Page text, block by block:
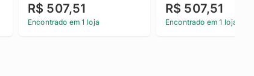
R$ 507,51
Encontrado em 1 loja
R$ 507,51
Encontrado em 1 loja